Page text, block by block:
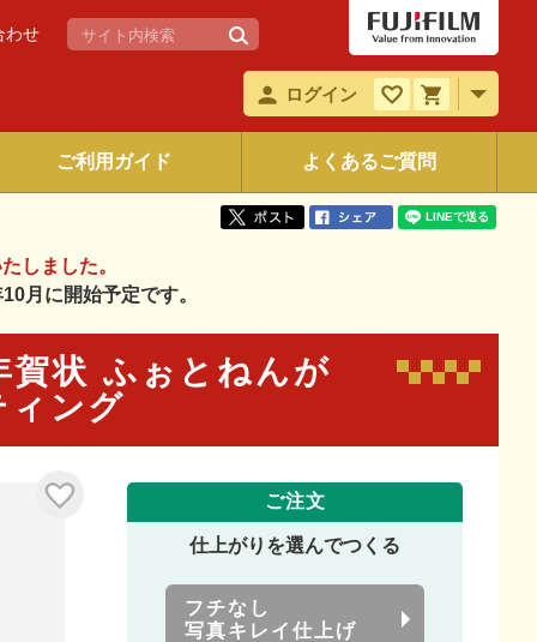
わせ
ログイン
ご利用ガイド よくあるご質問
しました。
月に開始予定です。
状 ふぉとねんが
ング
ご注文
仕上がりを選んでつくる
フチなし
写真キレイ仕上げ